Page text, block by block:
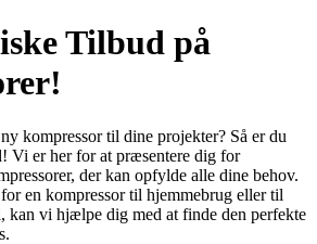
Tilbud på
kompressor til dine projekter? Så er du
Vi er her for at præsentere dig for
der kan opfylde alle dine behov.
en kompressor til hjemmebrug eller til
kan vi hjælpe dig med at finde den perfekte